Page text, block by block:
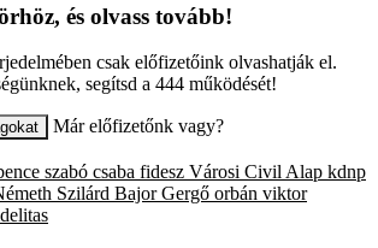
és olvass tovább!
csak előfizetőink olvashatják el.
segítsd a 444 működését!
Már előfizetőnk vagy?
szabó csaba fidesz Városi Civil Alap kdnp
Szilárd Bajor Gergő orbán viktor